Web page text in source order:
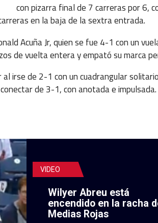
con pizarra final de 7 carreras por 6,
en la baja de la sextra entrada.
Acuña Jr, quien se fue 4-1 con un
de vuelta entera y empató su marca
irse de 2-1 con un cuadrangular
de 3-1, con anotada e impulsada.
VIDEO
Wilyer Abreu está
encendido en la racha
Medias Rojas